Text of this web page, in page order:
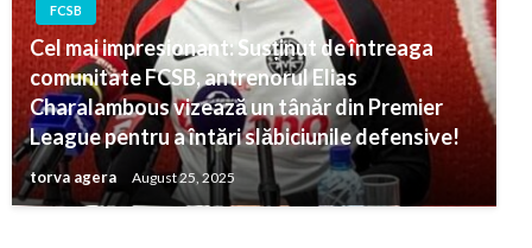
FCSB
Cel mai impresionant: Susținut de întreaga
comunitate FCSB, antrenorul Elias
Charalambous vizează un tânăr din Premier
League pentru a întări slăbiciunile defensive!
torva agera August 25, 2025